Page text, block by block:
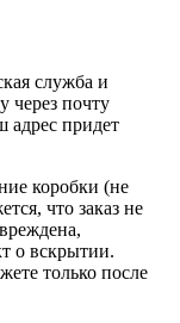
служба и
через почту
адрес придет
коробки (не
что заказ не
о вскрытии.
только после